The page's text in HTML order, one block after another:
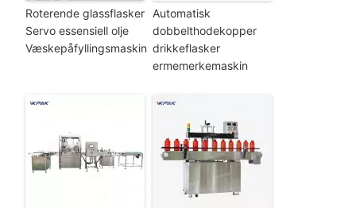
Roterende glassflasker
Servo essensiell olje
Væskepåfyllingsmaskin
Automatisk
dobbelthodekopper
drikkeflasker
ermemerkemaskin